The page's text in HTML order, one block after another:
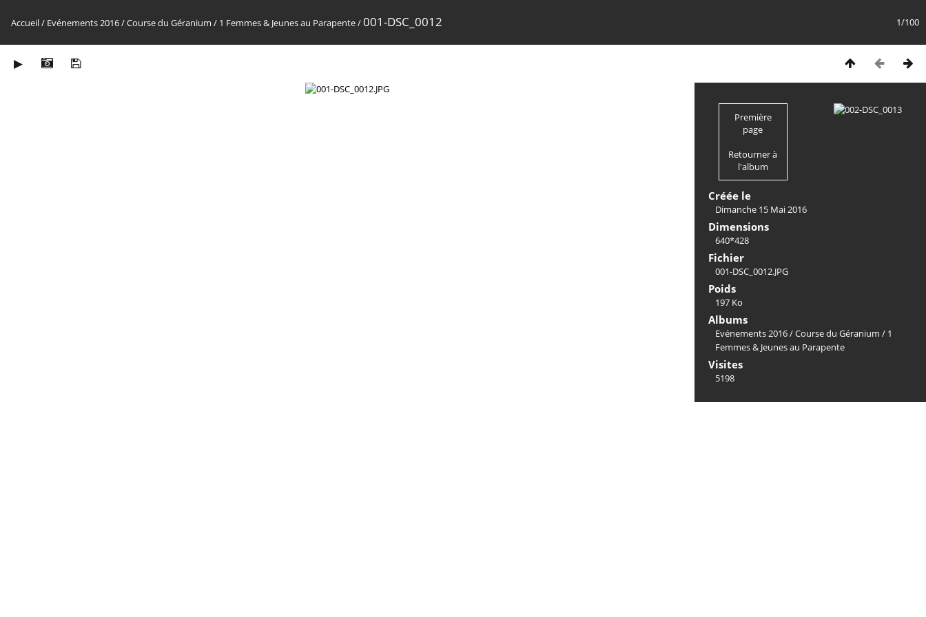
1/100
Accueil/ Evénements 2016/Course du Géranium / 1 Femmes & Jeunes au Parapente/001-DSC_0012
Première
page
Retourner à
l'album
Créée le
Dimanche 15 Mai 2016
Dimensions
640*428
Fichier
001-DSC_0012.JPG
Poids
197 Ko
Albums
Evénements 2016/Course du Géranium / 1
Femmes & Jeunes au Parapente
Visites
5198